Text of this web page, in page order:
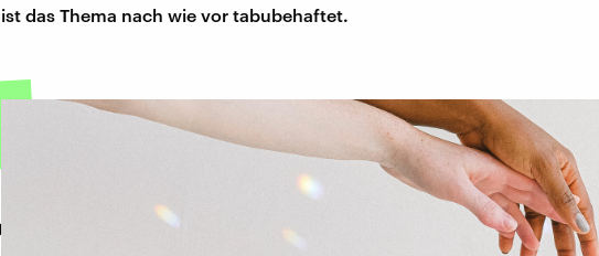
ist das Thema nach wie vor tabubehaftet.